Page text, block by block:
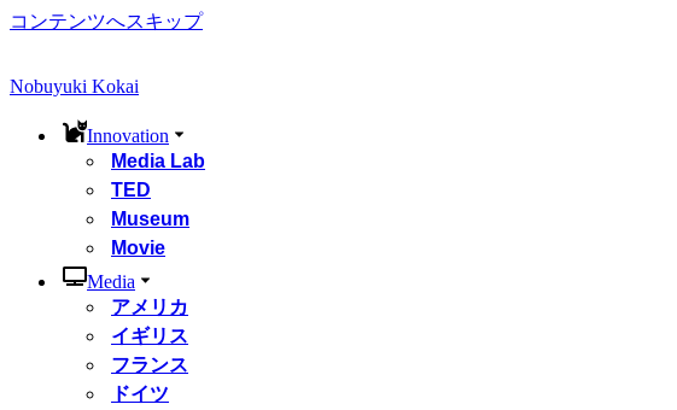
コンテンツへスキップ
Nobuyuki Kokai
Innovation
Media Lab
TED
Museum
Movie
Media
アメリカ
イギリス
フランス
ドイツ